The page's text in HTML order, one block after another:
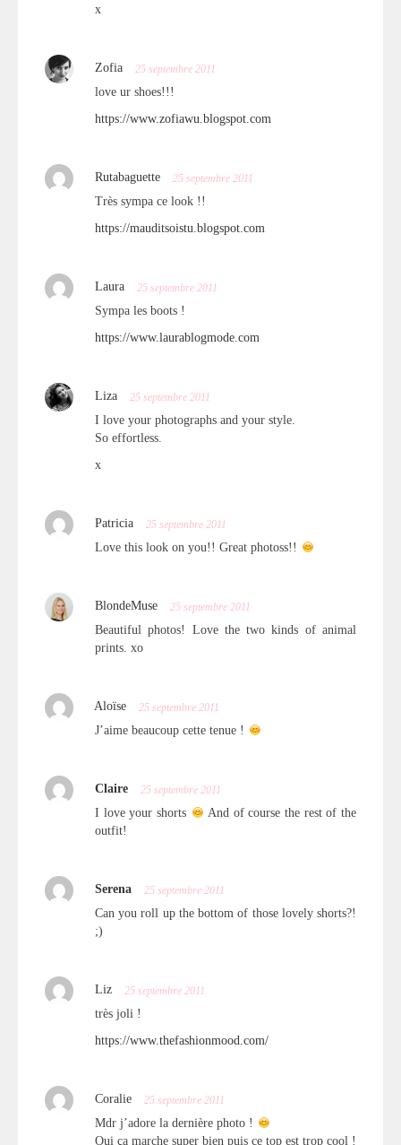
x
Zofia 25 septembre 2011
love ur shoes!!!
https://www.zofiawu.blogspot.com
Rutabaguette 25 septembre 2011
Très sympa ce look !!
https://mauditsoistu.blogspot.com
Laura 25 septembre 2011
Sympa les boots !
https://www.laurablogmode.com
Liza 25 septembre 2011
I love your photographs and your style.
So effortless.
x
Patricia 25 septembre 2011
Love this look on you!! Great photoss!!
BlondeMuse 25 septembre 2011
Beautiful photos! Love the two kinds of animal
prints. xo
Aloïse 25 septembre 2011
J’aime beaucoup cette tenue !
Claire 25 septembre 2011
I love your shorts
And of course the rest of the
outfit!
Serena 25 septembre 2011
Can you roll up the bottom of those lovely shorts?!
;)
Liz 25 septembre 2011
très joli !
https://www.thefashionmood.com/
Coralie 25 septembre 2011
Mdr j’adore la dernière photo !
Oui ça marche super bien puis ce top est trop cool !